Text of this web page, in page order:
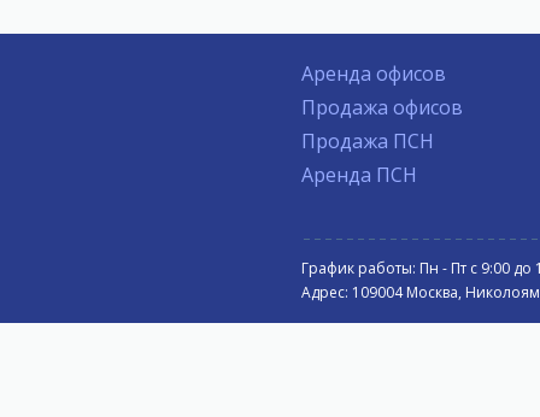
Аренда офисов
Продажа офисов
Продажа ПСН
Аренда ПСН
График работы: Пн - Пт с 9:00 до
Адрес: 109004 Москва,